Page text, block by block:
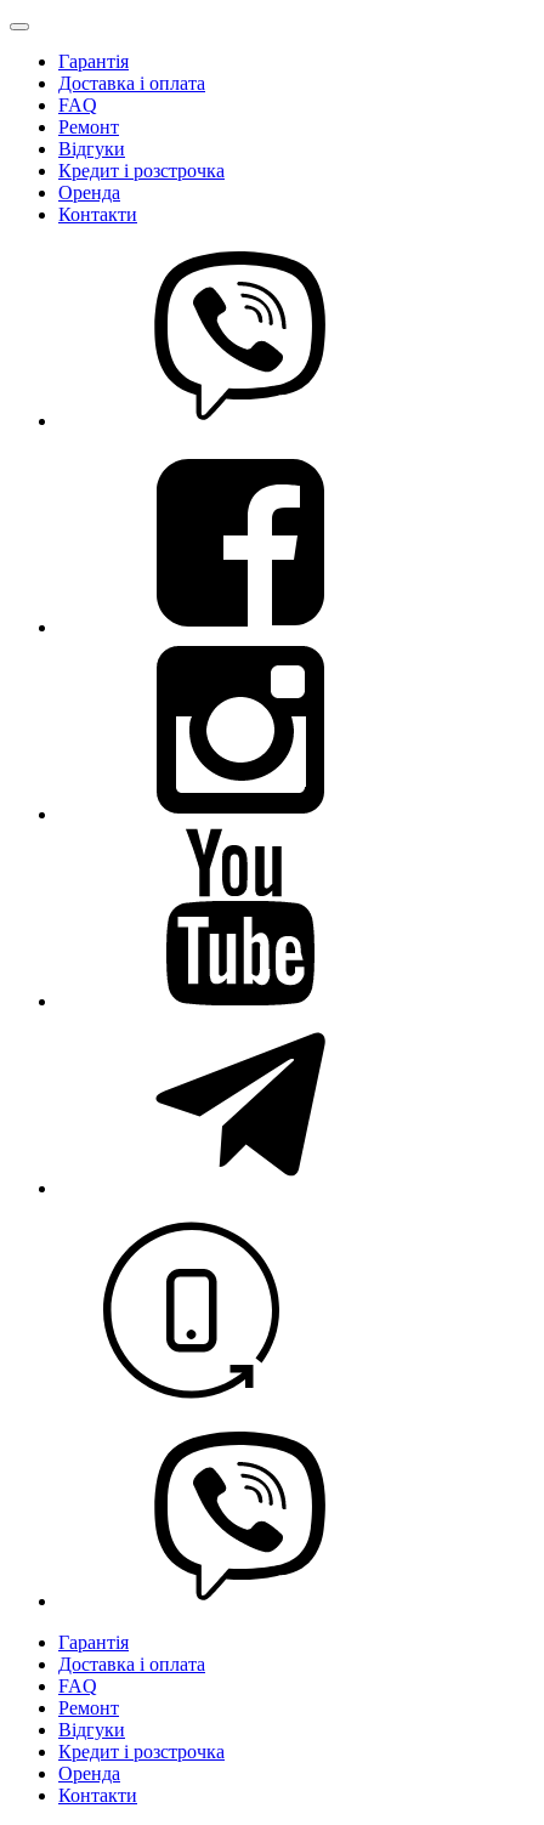
Гарантія
Доставка і оплата
FAQ
Ремонт
Відгуки
Кредит і розстрочка
Оренда
Контакти
Гарантія
Доставка і оплата
FAQ
Ремонт
Відгуки
Кредит і розстрочка
Оренда
Контакти